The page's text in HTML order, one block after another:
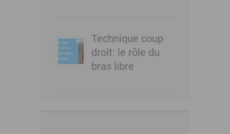
Technique coup
droit: le rôle du
bras libre